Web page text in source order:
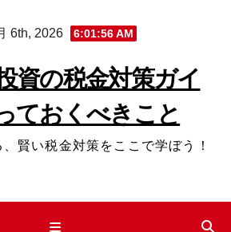
6th, 2026 6:01:57 AM
資の税金対策ガイ
ておくべきこと
賢い税金対策をここで学ぼう！